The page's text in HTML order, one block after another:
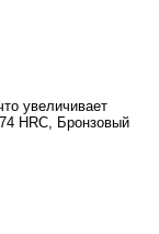
увеличивает
HRC, Бронзовый